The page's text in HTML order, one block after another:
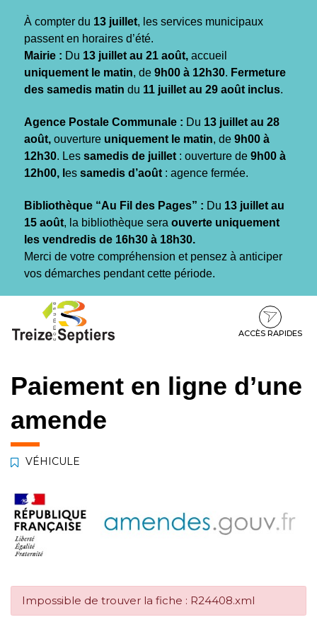
À compter du 13 juillet, les services municipaux
passent en horaires d’été.
Mairie : Du 13 juillet au 21 août, accueil
uniquement le matin, de 9h00 à 12h30. Fermeture
des samedis matin du 11 juillet au 29 août inclus.
Agence Postale Communale : Du 13 juillet au 28
août, ouverture uniquement le matin, de 9h00 à
12h30. Les samedis de juillet : ouverture de 9h00 à
12h00, l es samedis d’août : agence fermée.
Bibliothèque “Au Fil des Pages” : Du 13 juillet au
15 août, la bibliothèque sera ouverte uniquement
les vendredis de 16h30 à 18h30.
Merci de votre compréhension et pensez à anticiper
vos démarches pendant cette période.
contenu
pied
ACCÈS RAPIDES
Paiement en ligne d’une
amende
VÉHICULE
Impossible de trouver la fiche : R24408.xml